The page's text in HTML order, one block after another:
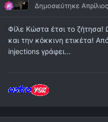
Δημοσιεύτηκε
Φίλε Κώστα έτσι το ζήτησα!
και την κόκκινη ετικέτα!
injections γράφει...